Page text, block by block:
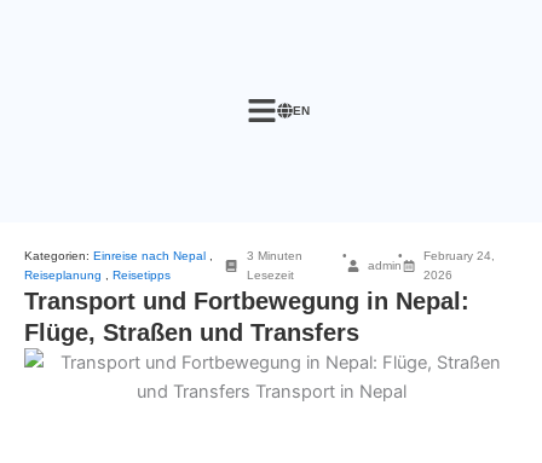
EN
Kategorien: Einreise nach Nepal
Reiseplanung
Reisetipps
3 Minuten
Lesezeit
•
admin
•
February 24,
2026
Transport und Fortbewegung in Nepal:
Flüge, Straßen und Transfers